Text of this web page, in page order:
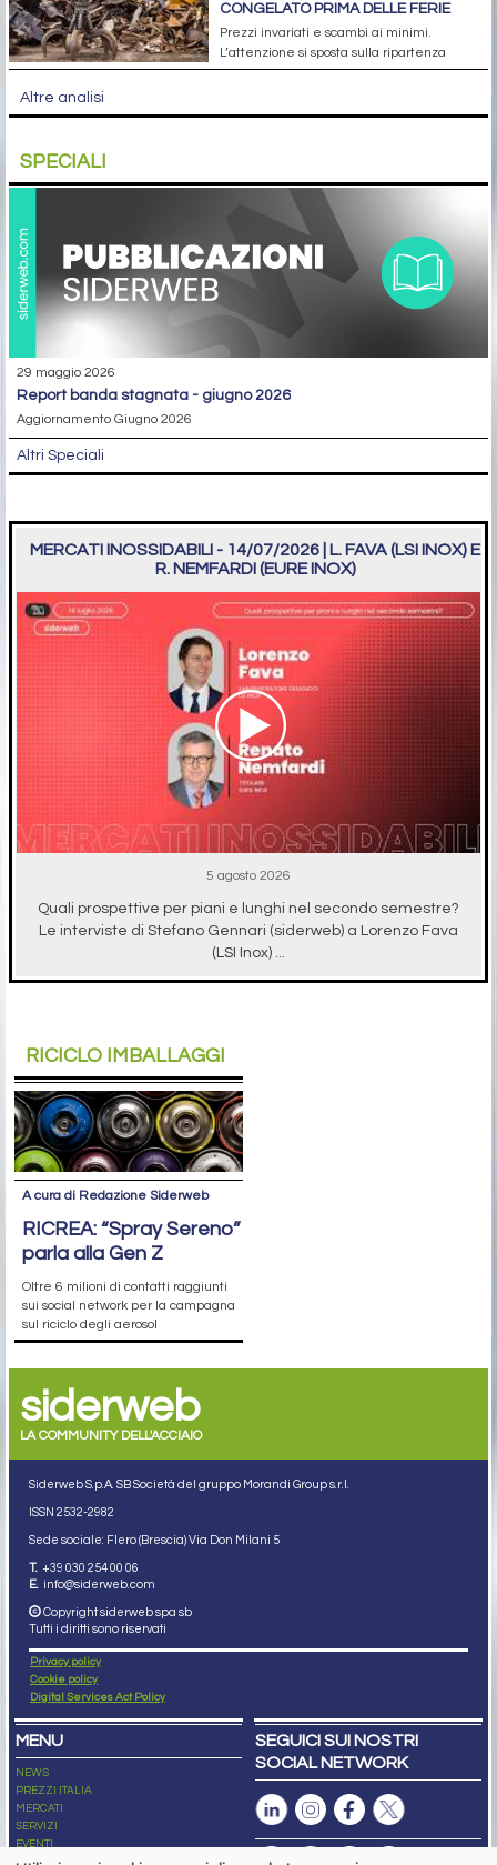
CONGELATO PRIMA DELLE FERIE
Prezzi invariati e scambi ai minimi.
L’attenzione si sposta sulla ripartenza
Altre analisi
SPECIALI
29 maggio 2026
report banda stagnata - giugno 2026
Aggiornamento Giugno 2026
Altri Speciali
MERCATI INOSSIDABILI - 14/07/2026 | L. FAVA (LSI INOX) E
R. NEMFARDI (EURE INOX)
5 agosto 2026
Quali prospettive per piani e lunghi nel secondo semestre?
Le interviste di Stefano Gennari (siderweb) a Lorenzo Fava
(LSI Inox) ...
RICICLO IMBALLAGGI
A cura di Redazione Siderweb
RICREA: “Spray Sereno”
parla alla Gen Z
Oltre 6 milioni di contatti raggiunti
sui social network per la campagna
sul riciclo degli aerosol
siderweb
LA COMMUNITY DELL'ACCIAIO
Siderweb S.p.A. SB Società del gruppo Morandi Group s.r.l.
ISSN 2532-2982
Sede sociale: Flero (Brescia) Via Don Milani 5
T. +39 030 254 00 06
E. info@siderweb.com
Copyright siderweb spa sb
Tutti i diritti sono riservati
Privacy policy
Cookie policy
Digital Services Act Policy
MENU
NEWS
PREZZI ITALIA
MERCATI
SERVIZI
EVENTI
ABBONAMENTI
SEGUICI SUI NOSTRI
SOCIAL NETWORK